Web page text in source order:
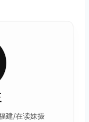
建/在读妹摄